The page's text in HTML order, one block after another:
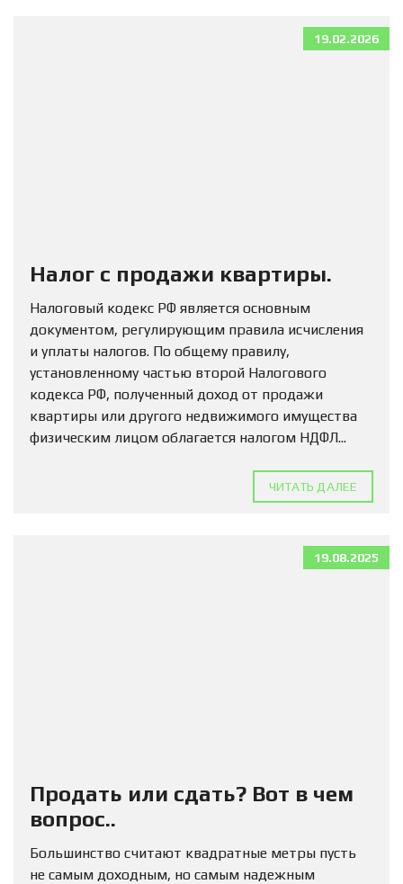
19.02.2026
Налог с продажи квартиры.
Налоговый кодекс РФ является основным
документом, регулирующим правила исчисления
и уплаты налогов. По общему правилу,
установленному частью второй Налогового
кодекса РФ, полученный доход от продажи
квартиры или другого недвижимого имущества
физическим лицом облагается налогом НДФЛ...
ЧИТАТЬ ДАЛЕЕ
19.08.2025
Продать или сдать? Вот в чем
вопрос..
Большинство считают квадратные метры пусть
не самым доходным, но самым надежным